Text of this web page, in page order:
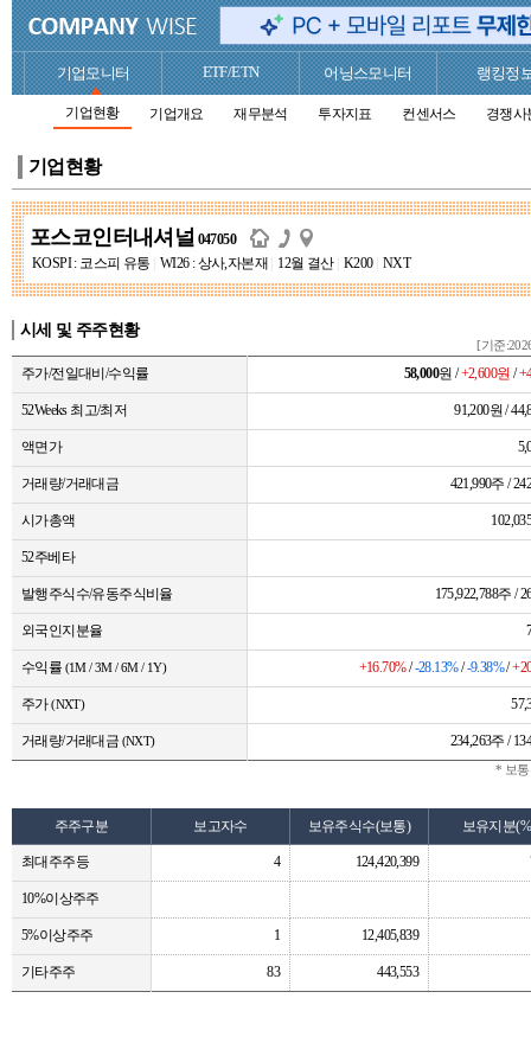
기업모니터 ETF/ETN 어닝스모니터 랭킹정
기업현황 기업개요 재무분석 투자지표 컨센서스 경쟁사
기업현황
포스코인터내셔널 047050
KOSPI : 코스피 유통
WI26 : 상사,자본재 12월 결산 K200 NXT
시세 및 주주현황
[기준
주가/전일대비/수익률 58,000원 /+2,600원 /
52Weeks 최고/최저 91,200원 /
액면가
거래량/거래대금 421,990주 /
시가총액
52주베타
발행주식수/유동주식비율 175,922,788주 /
외국인지분율
수익률 (1M / 3M / 6M / 1Y) +16.70%/-28.13%/-9.38%/
주가(NXT)
거래량/거래대금 (NXT) 234,263주 /
* 보
주주구분 보고자수 보유주식수(보통) 보유지분
최대주주등 4 124,420,399
10%이상주주
5%이상주주 1 12,405,839
기타주주 83 443,553